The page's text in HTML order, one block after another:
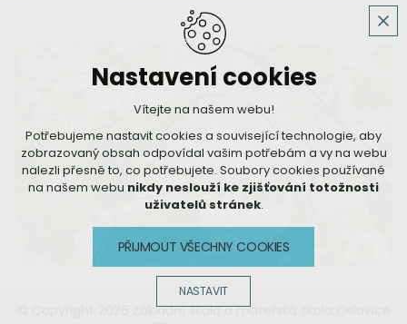
© Copyright 2026 Základní škola a mateřská škola Oslavice
Nastavení cookies
Vítejte na našem webu!
Potřebujeme nastavit cookies a související technologie, aby
zobrazovaný obsah odpovídal vašim potřebám a vy na webu
nalezli přesně to, co potřebujete. Soubory cookies používané
na našem webu nikdy neslouží ke zjišťování totožnosti
uživatelů stránek.
PŘIJMOUT VŠECHNY COOKIES
NASTAVIT